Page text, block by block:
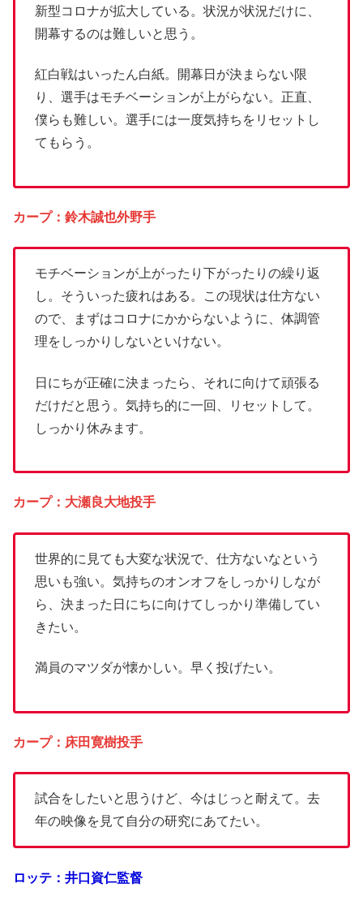
新型コロナが拡大している。状況が状況だけに、
開幕するのは難しいと思う。
紅白戦はいったん白紙。開幕日が決まらない限
り、選手はモチベーションが上がらない。正直、
僕らも難しい。選手には一度気持ちをリセットし
てもらう。
カープ：鈴木誠也外野手
モチベーションが上がったり下がったりの繰り返
し。そういった疲れはある。この現状は仕方ない
ので、まずはコロナにかからないように、体調管
理をしっかりしないといけない。
日にちが正確に決まったら、それに向けて頑張る
だけだと思う。気持ち的に一回、リセットして。
しっかり休みます。
カープ：大瀬良大地投手
世界的に見ても大変な状況で、仕方ないなという
思いも強い。気持ちのオンオフをしっかりしなが
ら、決まった日にちに向けてしっかり準備してい
きたい。
満員のマツダが懐かしい。早く投げたい。
カープ：床田寛樹投手
試合をしたいと思うけど、今はじっと耐えて。去
年の映像を見て自分の研究にあてたい。
ロッテ：井口資仁監督